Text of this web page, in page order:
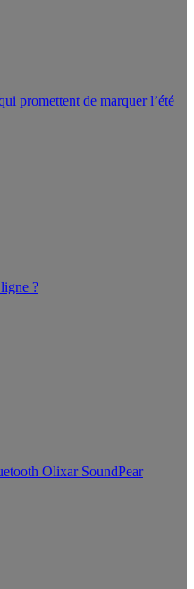
promettent de marquer l’été
?
Olixar SoundPear